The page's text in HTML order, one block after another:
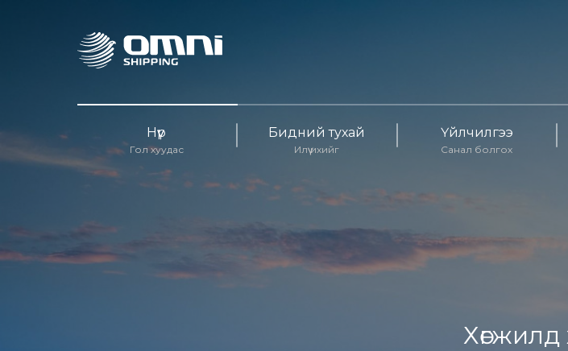
Нүүр
Гол хуудас
Бидний тухай
Илүү ихийг
Үйлчилгээ
Санал болгох
Хөгжилд